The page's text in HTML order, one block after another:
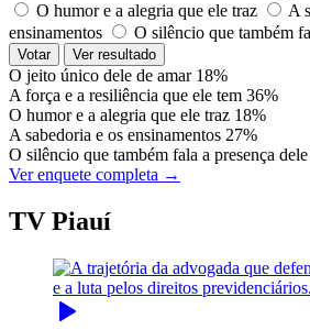
O humor e a alegria que ele traz
A
ensinamentos
O silêncio que também
Votar Ver resultado
O jeito único dele de amar 18%
A força e a resiliência que ele tem 36%
O humor e a alegria que ele traz 18%
A sabedoria e os ensinamentos 27%
O silêncio que também fala a presença dele
Ver enquete completa →
TV Piauí